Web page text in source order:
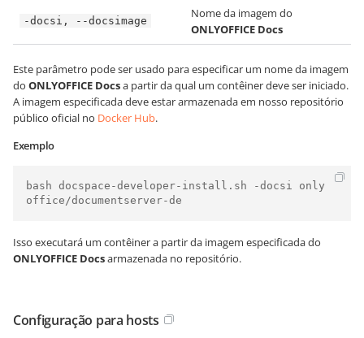
-docsi, --docsimage
Nome da imagem do
ONLYOFFICE Docs
Este parâmetro pode ser usado para especificar um nome da imagem
do ONLYOFFICE Docsa partir da qual um contêiner deve ser iniciado.
A imagem especificada deve estar armazenada em nosso repositório
público oficial no Docker Hub.
Exemplo
bash docspace-developer-install.sh -docsi only
office/documentserver-de
Isso executará um contêiner a partir da imagem especificada do
ONLYOFFICE Docsarmazenada no repositório.
Configuração para hosts